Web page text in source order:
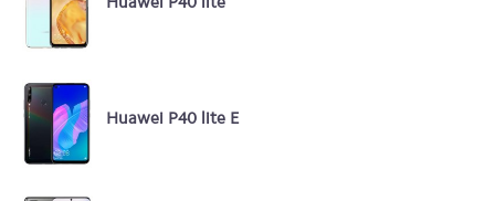
Huawei P40 lite E